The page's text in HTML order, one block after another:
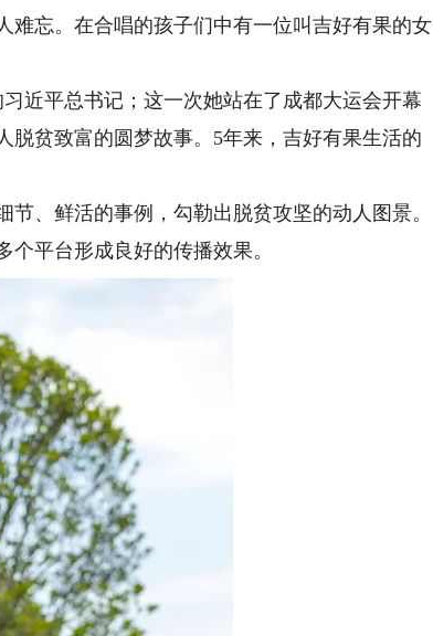
忘。在合唱的孩子们中有一位叫吉好有果的女
平总书记；这一次她站在了成都大运会开幕
贫致富的圆梦故事。5年来，吉好有果生活的
、鲜活的事例，勾勒出脱贫攻坚的动人图景。
平台形成良好的传播效果。